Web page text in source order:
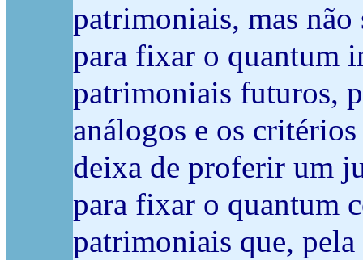
patrimoniais, mas
para fixar o quantum
patrimoniais futuros,
análogos e os
deixa de proferir um
para fixar o quantum
patrimoniais que,